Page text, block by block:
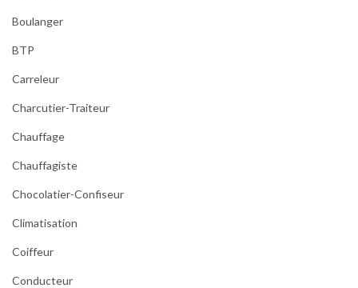
Boulanger
BTP
Carreleur
Charcutier-Traiteur
Chauffage
Chauffagiste
Chocolatier-Confiseur
Climatisation
Coiffeur
Conducteur